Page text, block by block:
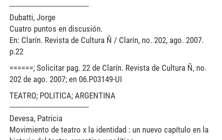
----------------------------------------
Dubatti, Jorge
Cuatro puntos en discusión.
En: Clarín. Revista de Cultura Ñ / Clarín, no. 202, ago. 2007.
p.22
======; Solicitar pag. 22 de Clarín. Revista de Cultura Ñ, no.
202 de ago. 2007; en 06.P03149-UI
TEATRO; POLITICA; ARGENTINA
----------------------------------------
Devesa, Patricia
Movimiento de teatro x la identidad : un nuevo capítulo en la